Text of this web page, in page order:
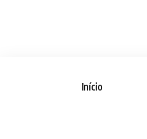
Início